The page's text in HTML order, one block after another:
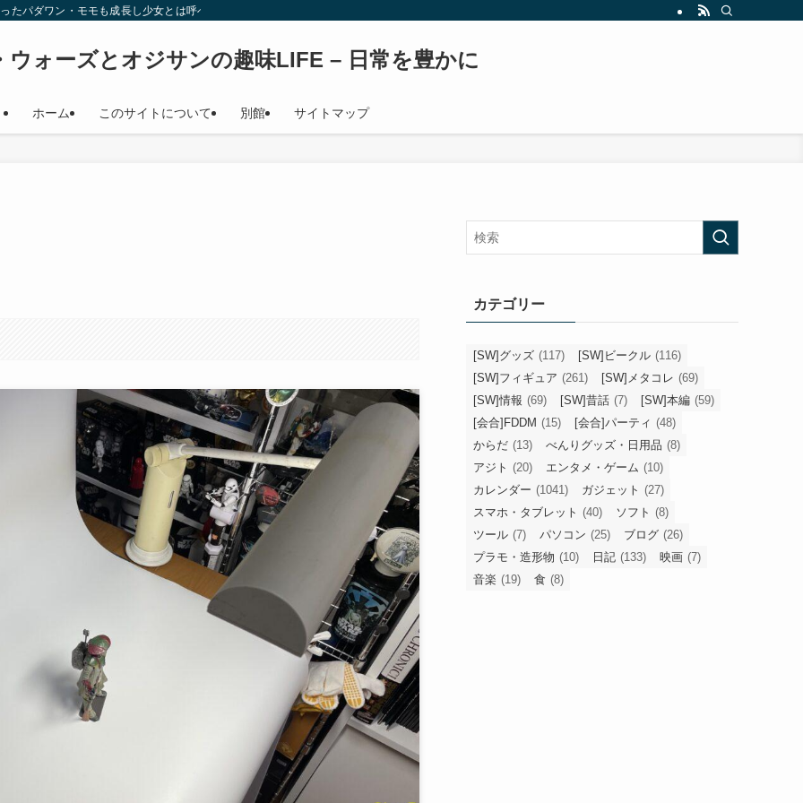
パダワン・モモも成長し少女とは呼べない年齢になり（笑） このサイトもスター・ウォーズ、日常生活などについて書いていくブログへと変貌を遂げます！！
ウォーズとオジサンの趣味LIFE – 日常を豊かに
ホーム このサイトについて 別館 サイトマップ
カテゴリー
[SW]グッズ (117) [SW]ビークル (116)
[SW]フィギュア (261) [SW]メタコレ (69)
[SW]情報 (69) [SW]昔話 (7) [SW]本編 (59)
[会合]FDDM (15) [会合]パーティ (48)
からだ (13) べんりグッズ・日用品 (8)
アジト (20) エンタメ・ゲーム (10)
カレンダー (1041) ガジェット (27)
スマホ・タブレット (40) ソフト (8)
ツール (7) パソコン (25) ブログ (26)
プラモ・造形物 (10) 日記 (133) 映画 (7)
音楽 (19) 食 (8)